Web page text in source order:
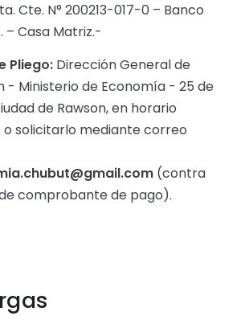
Cte. N° 200213-017-0 – Banco
– Casa Matriz.-
Pliego: Dirección General de
- Ministerio de Economía - 25 de
de Rawson, en horario
solicitarlo mediante correo
(contra
comprobante de pago).